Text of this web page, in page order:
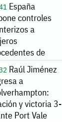
España
controles
a
de
Raúl Jiménez
a
y victoria 3-
Port Vale